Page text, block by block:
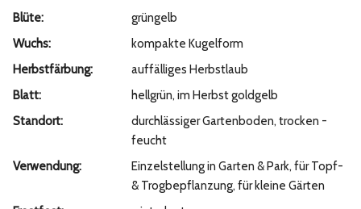
Blüte:
grüngelb
Wuchs:
kompakte Kugelform
Herbstfärbung:
auffälliges Herbstlaub
Blatt:
hellgrün, im Herbst goldgelb
Standort:
durchlässiger Gartenboden, trocken -
feucht
Verwendung:
Einzelstellung in Garten & Park, für Topf-
& Trogbepflanzung, für kleine Gärten